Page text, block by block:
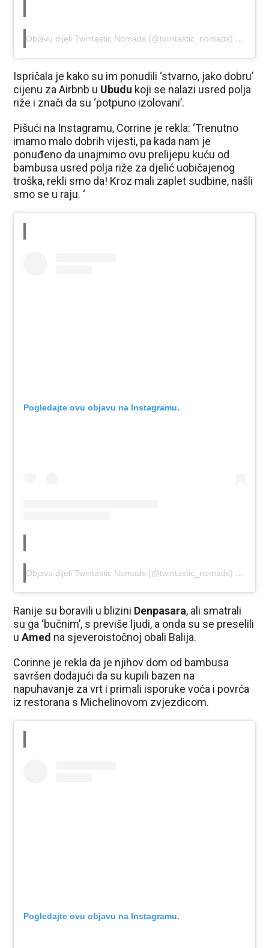
Objavu dijeli Twintastic Nomads (@twintastic_nomads) Ožu 29,
Ispričala je kako su im ponudili ‘stvarno, jako dobru’
cijenu za Airbnb u Ubudu koji se nalazi usred polja
riže i znači da su ‘potpuno izolovani’.
Pišući na Instagramu, Corrine je rekla: ‘Trenutno
imamo malo dobrih vijesti, pa kada nam je
ponuđeno da unajmimo ovu prelijepu kuću od
bambusa usred polja riže za djelić uobičajenog
troška, ​​rekli smo da! Kroz mali zaplet sudbine, našli
smo se u raju. ‘
Pogledajte ovu objavu na Instagramu.
Objavu dijeli Twintastic Nomads (@twintastic_nomads) Tra 4,
Ranije su boravili u blizini Denpasara, ali smatrali
su ga ‘bučnim’, s previše ljudi, a onda su se preselili
uAmed na sjeveroistočnoj obali Balija.
Corinne je rekla da je njihov dom od bambusa
savršen dodajući da su kupili bazen na
napuhavanje za vrt i primali isporuke voća i povrća
iz restorana s Michelinovom zvjezdicom.
Pogledajte ovu objavu na Instagramu.